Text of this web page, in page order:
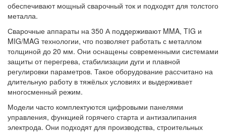
обеспечивают мощный сварочный ток и подходят для толстого
металла.
Сварочные аппараты на 350 А поддерживают MMA, TIG и
MIG/MAG технологии, что позволяет работать с металлом
толщиной до 20 мм. Они оснащены современными системами
защиты от перегрева, стабилизации дуги и плавной
регулировки параметров. Такое оборудование рассчитано на
длительную работу в тяжёлых условиях и выдерживает
многосменный режим.
Модели часто комплектуются цифровыми панелями
управления, функцией горячего старта и антизалипания
электрода. Они подходят для производства, строительных